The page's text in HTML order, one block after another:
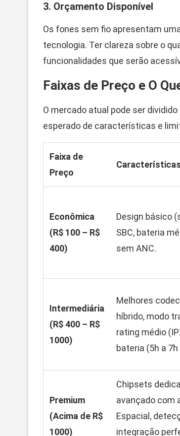
3. Orçamento Disponível
Os fones sem fio apresentam
tecnologia. Ter clareza sobre o
funcionalidades que serão
Faixas de Preço e O
O mercado atual pode ser
esperado de características e
Faixa de
Preço
Econômica
(R$ 100 – R$
400)
Design básico
SBC, bateria
sem ANC.
Intermediária
(R$ 400 – R$
1000)
Melhores
híbrido, modo
rating médio
bateria (5h a
Premium
(Acima de R$
1000)
Chipsets
avançado com
Espacial,
integração